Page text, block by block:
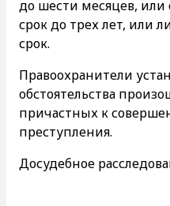
до шести месяцев, или
срок до трех лет, или
срок.
Правоохранители
обстоятельства
причастных к
преступления.
Досудебное